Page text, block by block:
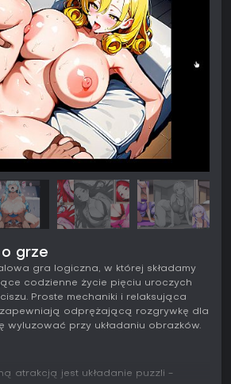
grze
gra logiczna, w której składamy
codzienne życie pięciu uroczych
Proste mechaniki i relaksująca
odprężającą rozgrywkę dla
wyluzować przy układaniu obrazków.
atrakcją jest układanie puzzli -